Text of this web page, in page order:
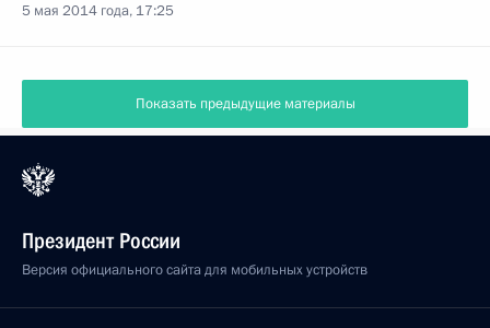
5 мая 2014 года, 17:25
Показать предыдущие материалы
Президент России
Версия официального сайта для мобильных устройств